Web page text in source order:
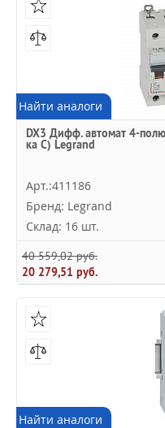
Найти аналоги
DX3 Дифф. автомат 4-
ка C) Legrand
Арт.:411186
Бренд: Legrand
Склад: 16 шт.
40 559,02 руб.
20 279,51 руб.
Найти аналоги